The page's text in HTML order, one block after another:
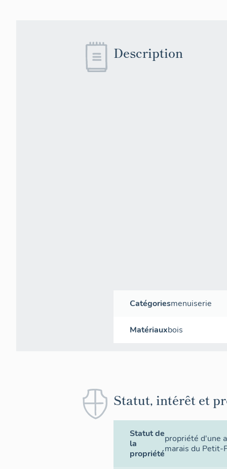
Description
Catégoriesmenuiserie
Matériauxbois
Statut, intérêt et
Statut de
la
propriété
propriété d'une
marais du Petit-